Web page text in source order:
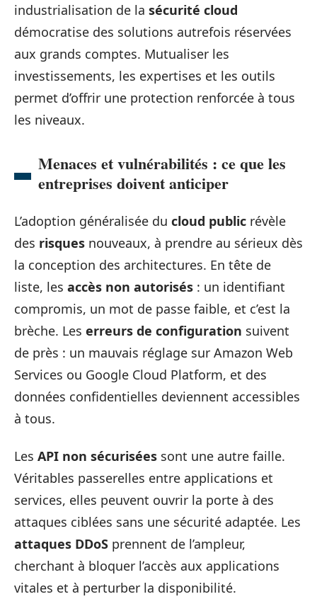
industrialisation de la sécurité cloud
démocratise des solutions autrefois réservées
aux grands comptes. Mutualiser les
investissements, les expertises et les outils
permet d’offrir une protection renforcée à tous
les niveaux.
Menaces et vulnérabilités : ce que les
entreprises doivent anticiper
L’adoption généralisée du cloud public révèle
des risques nouveaux, à prendre au sérieux dès
la conception des architectures. En tête de
liste, les accès non autorisés : un identifiant
compromis, un mot de passe faible, et c’est la
brèche. Les erreurs de configuration suivent
de près : un mauvais réglage sur Amazon Web
Services ou Google Cloud Platform, et des
données confidentielles deviennent accessibles
à tous.
Les API non sécurisées sont une autre faille.
Véritables passerelles entre applications et
services, elles peuvent ouvrir la porte à des
attaques ciblées sans une sécurité adaptée. Les
attaques DDoS prennent de l’ampleur,
cherchant à bloquer l’accès aux applications
vitales et à perturber la disponibilité.